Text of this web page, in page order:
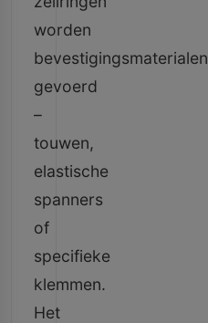
worden
bevestigingsmaterialen
gevoerd
–
touwen,
elastische
spanners
of
specifieke
klemmen.
Het